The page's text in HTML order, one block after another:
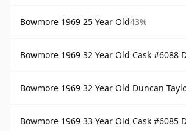
Bowmore 1969 25 Year Old43%
Bowmore 1969 32 Year Old Cask #6088
Bowmore 1969 32 Year Old Duncan
Bowmore 1969 33 Year Old Cask #6085